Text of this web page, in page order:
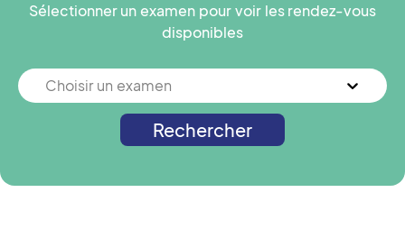
Sélectionner un examen pour voir les rendez-vous
disponibles
Choisir un examen
Rechercher